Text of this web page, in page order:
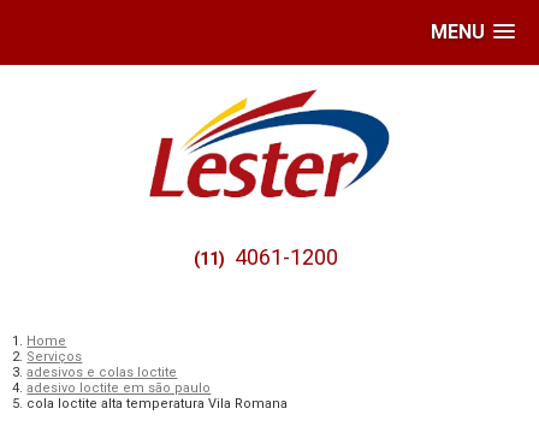
MENU
(11) 4061-1200
Home
Serviços
adesivos e colas loctite
adesivo loctite em são paulo
cola loctite alta temperatura Vila Romana